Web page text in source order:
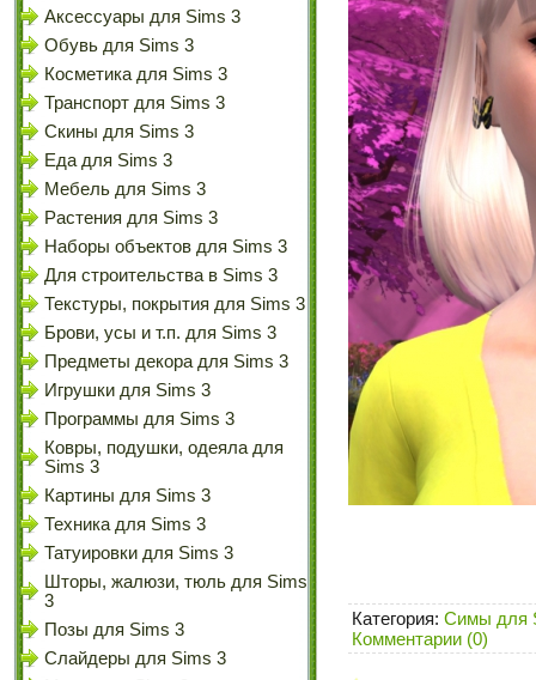
Аксессуары для Sims 3
Обувь для Sims 3
Косметика для Sims 3
Транспорт для Sims 3
Скины для Sims 3
Еда для Sims 3
Мебель для Sims 3
Растения для Sims 3
Наборы объектов для Sims 3
Для строительства в Sims 3
Текстуры, покрытия для Sims 3
Брови, усы и т.п. для Sims 3
Предметы декора для Sims 3
Игрушки для Sims 3
Программы для Sims 3
Ковры, подушки, одеяла для
Sims 3
Картины для Sims 3
Техника для Sims 3
Татуировки для Sims 3
Шторы, жалюзи, тюль для Sims
3
Позы для Sims 3
Слайдеры для Sims 3
Категория: Симы для
Комментарии (0)